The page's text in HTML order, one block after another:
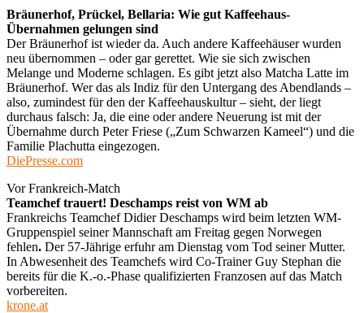
Bräunerhof, Prückel, Bellaria: Wie gut Kaffeehaus-
Übernahmen gelungen sind
Der Bräunerhof ist wieder da. Auch andere Kaffeehäuser wurden
neu übernommen – oder gar gerettet. Wie sie sich zwischen
Melange und Moderne schlagen. Es gibt jetzt also Matcha Latte im
Bräunerhof. Wer das als Indiz für den Untergang des Abendlands –
also, zumindest für den der Kaffeehauskultur – sieht, der liegt
durchaus falsch: Ja, die eine oder andere Neuerung ist mit der
Übernahme durch Peter Friese („Zum Schwarzen Kameel“) und die
Familie Plachutta eingezogen.
DiePresse.com
Vor Frankreich-Match
Teamchef trauert! Deschamps reist von WM ab
Frankreichs Teamchef Didier Deschamps wird beim letzten WM-
Gruppenspiel seiner Mannschaft am Freitag gegen Norwegen
fehlen. Der 57-Jährige erfuhr am Dienstag vom Tod seiner Mutter.
In Abwesenheit des Teamchefs wird Co-Trainer Guy Stephan die
bereits für die K.-o.-Phase qualifizierten Franzosen auf das Match
vorbereiten.
krone.at